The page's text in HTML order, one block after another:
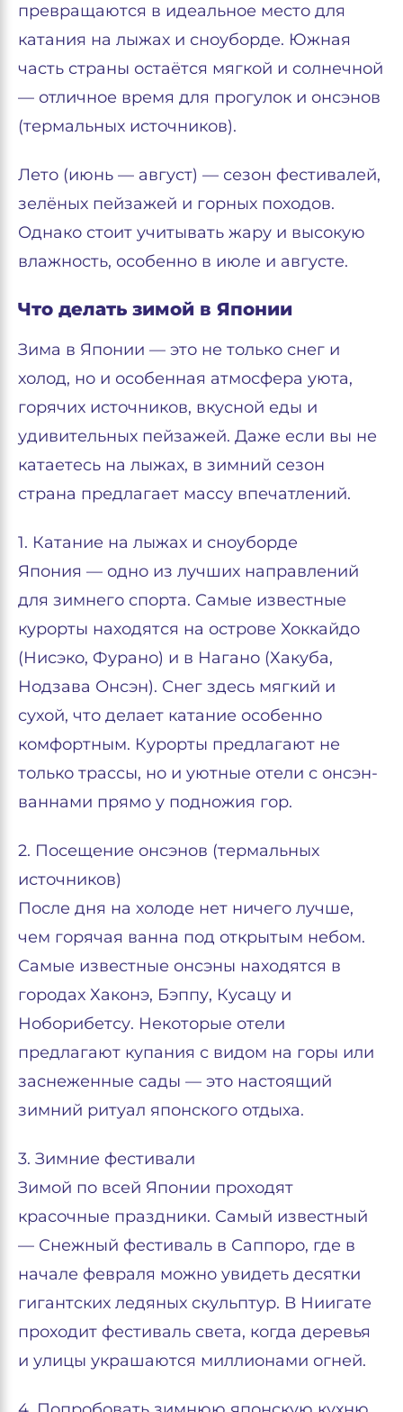
превращаются в идеальное место для
катания на лыжах и сноуборде. Южная
часть страны остаётся мягкой и солнечной
— отличное время для прогулок и онсэнов
(термальных источников).
Лето (июнь — август) — сезон фестивалей,
зелёных пейзажей и горных походов.
Однако стоит учитывать жару и высокую
влажность, особенно в июле и августе.
Что делать зимой в Японии
Зима в Японии — это не только снег и
холод, но и особенная атмосфера уюта,
горячих источников, вкусной еды и
удивительных пейзажей. Даже если вы не
катаетесь на лыжах, в зимний сезон
страна предлагает массу впечатлений.
1. Катание на лыжах и сноуборде
Япония — одно из лучших направлений
для зимнего спорта. Самые известные
курорты находятся на острове Хоккайдо
(Нисэко, Фурано) и в Нагано (Хакуба,
Нодзава Онсэн). Снег здесь мягкий и
сухой, что делает катание особенно
комфортным. Курорты предлагают не
только трассы, но и уютные отели с онсэн-
ваннами прямо у подножия гор.
2. Посещение онсэнов (термальных
источников)
После дня на холоде нет ничего лучше,
чем горячая ванна под открытым небом.
Самые известные онсэны находятся в
городах Хаконэ, Бэппу, Кусацу и
Ноборибетсу. Некоторые отели
предлагают купания с видом на горы или
заснеженные сады — это настоящий
зимний ритуал японского отдыха.
3. Зимние фестивали
Зимой по всей Японии проходят
красочные праздники. Самый известный
— Снежный фестиваль в Саппоро, где в
начале февраля можно увидеть десятки
гигантских ледяных скульптур. В Ниигате
проходит фестиваль света, когда деревья
и улицы украшаются миллионами огней.